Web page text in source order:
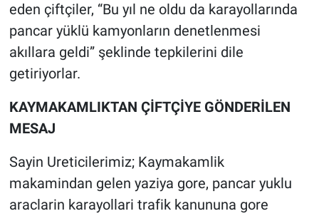
eden çiftçiler, “Bu yıl ne oldu da karayollarında
pancar yüklü kamyonların denetlenmesi
akıllara geldi” şeklinde tepkilerini dile
getiriyorlar.
KAYMAKAMLIKTAN ÇİFTÇİYE GÖNDERİLEN
MESAJ
Sayin Ureticilerimiz; Kaymakamlik
makamindan gelen yaziya gore, pancar yuklu
araclarin karayollari trafik kanununa gore